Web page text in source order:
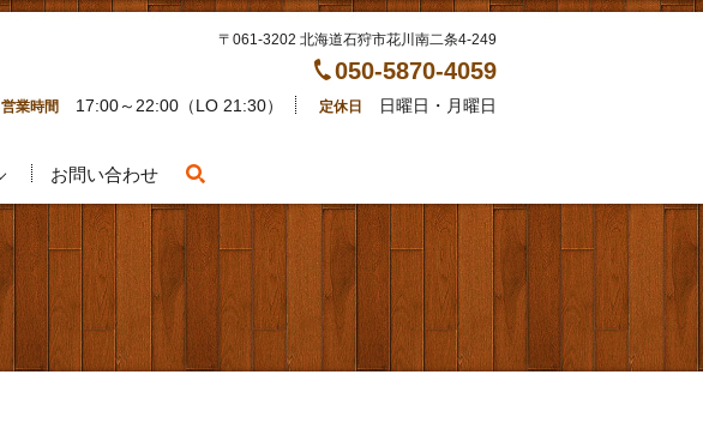
〒061-3202 北海道石狩市花川南二条4-249
050-5870-4059
営業時間 17:00～22:00（LO 21:30） 定休日 日曜日・月曜日
お問い合わせ